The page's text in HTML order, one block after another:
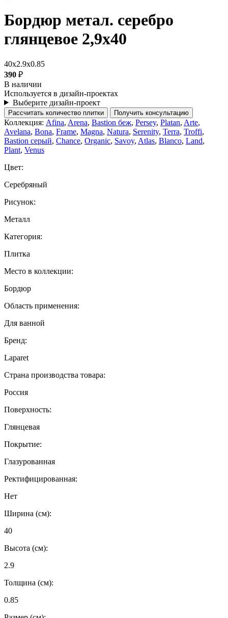
Бордюр метал. серебро
глянцевое 2,9х40
40x2.9x0.85
390 ₽
В наличии
Используется в дизайн-проектах
Выберите дизайн-проект
Рассчитать количество плитки Получить консультацию
Коллекция: Afina, Arena, Bastion беж, Persey, Platan, Arte,
Avelana, Bona, Frame, Magna, Natura, Serenity, Terra, Troffi,
Bastion серый, Chance, Organic, Savoy, Atlas, Blanco, Land,
Plant, Venus
Цвет:
Серебряный
Рисунок:
Металл
Категория:
Плитка
Место в коллекции:
Бордюр
Область применения:
Для ванной
Бренд:
Laparet
Страна производства товара:
Россия
Поверхность:
Глянцевая
Покрытие:
Глазурованная
Ректифицированная:
Нет
Ширина (см):
40
Высота (см):
2.9
Толщина (см):
0.85